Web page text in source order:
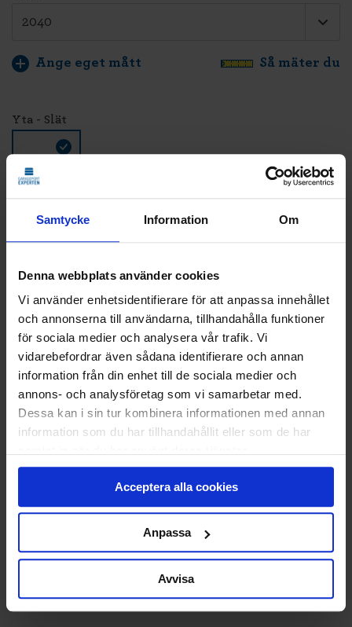
Samtycke Information Om
Denna webbplats använder cookies
Vi använder enhetsidentifierare för att anpassa innehållet
och annonserna till användarna, tillhandahålla funktioner
för sociala medier och analysera vår trafik. Vi
vidarebefordrar även sådana identifierare och annan
information från din enhet till de sociala medier och
annons- och analysföretag som vi samarbetar med.
Dessa kan i sin tur kombinera informationen med annan
information som du har tillhandahållit eller som de har
Acceptera alla cookies
Anpassa
Avvisa
Ange eget mått Så mäter du
Yta - Slät
LÄGG TILL
STANDARDMONTAGE
Vi monterar och CE-märker din nya port.
Den gamla tar vi med och återvinner åt dig.
Klickahärför att se vad som ingår i ett
standardmontage.
Pris 26 225 KR
Delbetala med Svea(Info
Lägg i varukorg